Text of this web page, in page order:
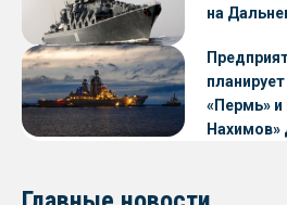
на
«Пермь» и
Нахимов»